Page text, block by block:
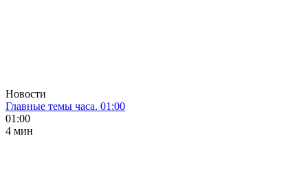
Новости
Главные темы часа. 01:00
01:00
4 мин